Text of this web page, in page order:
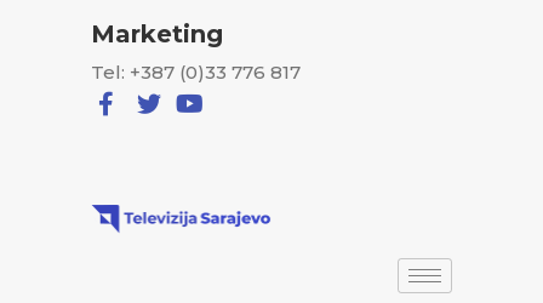
Marketing
Tel: +387 (0)33 776 817